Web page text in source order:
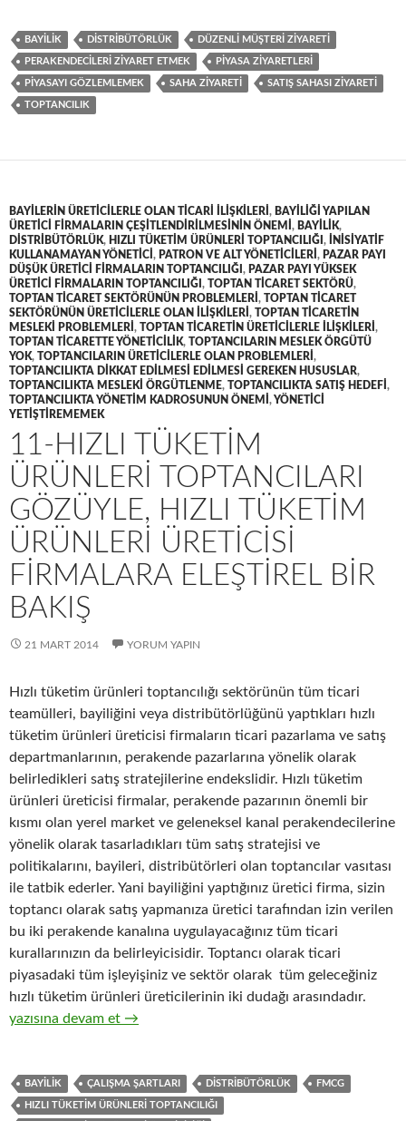
BAYILIK DISTRIBÜTÖRLÜK DÜZENLI MÜŞTERI ZIYARETI
PERAKENDECILERI ZIYARET ETMEK PIYASA ZIYARETLERI
PIYASAYI GÖZLEMLEMEK SAHA ZIYARETI SATIŞ SAHASI ZIYARETI
TOPTANCILIK
BAYILERIN ÜRETICILERLE OLAN TICARI ILIŞKILERI , BAYILIĞI YAPILAN
ÜRETICI FIRMALARIN ÇEŞITLENDIRILMESININ ÖNEMI , BAYILIK,
DISTRIBÜTÖRLÜK, HIZLI TÜKETIM ÜRÜNLERI TOPTANCILIĞI ,
INISIYATIF
KULLANAMAYAN YÖNETICI , PATRON VE ALT YÖNETICILERI , PAZAR PAYI
DÜŞÜK ÜRETICI FIRMALARIN TOPTANCILIĞI , PAZAR PAYI YÜKSEK
ÜRETICI FIRMALARIN TOPTANCILIĞI , TOPTAN TICARET SEKTÖRÜ,
TOPTAN TICARET SEKTÖRÜNÜN PROBLEMLERI , TOPTAN TICARET
SEKTÖRÜNÜN ÜRETICILERLE OLAN ILIŞKILERI , TOPTAN TICARETIN
MESLEKI PROBLEMLERI , TOPTAN TICARETIN ÜRETICILERLE ILIŞKILERI ,
TOPTAN TICARETTE YÖNETICILIK, TOPTANCILARIN MESLEK ÖRGÜTÜ
YOK, TOPTANCILARIN ÜRETICILERLE OLAN PROBLEMLERI ,
TOPTANCILIKTA DIKKAT EDILMESI EDILMESI GEREKEN HUSUSLAR,
TOPTANCILIKTA MESLEKI ÖRGÜTLENME, TOPTANCILIKTA SATIŞ HEDEFI ,
TOPTANCILIKTA YÖNETIM KADROSUNUN ÖNEMI ,YÖNETICI
YETIŞTIREMEMEK
11-HIZLI TÜKETIM
ÜRÜNLERI TOPTANCILARI
GÖZÜYLE, HIZLI TÜKETIM
ÜRÜNLERI ÜRETICISI
FIRMALARA ELEŞTIREL BIR
BAKIŞ
21 MART 2014 YORUM YAPIN
Hızlı tüketim ürünleri toptancılığı sektörünün tüm ticari
teamülleri, bayiliğini veya distribütörlüğünü yaptıkları hızlı
tüketim ürünleri üreticisi firmaların ticari pazarlama ve satış
departmanlarının, perakende pazarlarına yönelik olarak
belirledikleri satış stratejilerine endekslidir. Hızlı tüketim
ürünleri üreticisi firmalar, perakende pazarının önemli bir
kısmı olan yerel market ve geleneksel kanal perakendecilerine
yönelik olarak tasarladıkları tüm satış stratejisi ve
politikalarını, bayileri, distribütörleri olan toptancılar vasıtası
ile tatbik ederler. Yani bayiliğini yaptığınız üretici firma, sizin
toptancı olarak satış yapmanıza üretici tarafından izin verilen
bu iki perakende kanalına uygulayacağınız tüm ticari
kurallarınızın da belirleyicisidir. Toptancı olarak ticari
piyasadaki tüm işleyişiniz ve sektör olarak tüm geleceğiniz
hızlı tüketim ürünleri üreticilerinin iki dudağı arasındadır.
11-Hızlı tüketim ürünleri toptancıları gözüyle, hızlı tüketim
yazısına devam et →
BAYILIK ÇALIŞMA ŞARTLARI DISTRIBÜTÖRLÜK FMCG
HIZLI TÜKETIM ÜRÜNLERI TOPTANCILIĞI